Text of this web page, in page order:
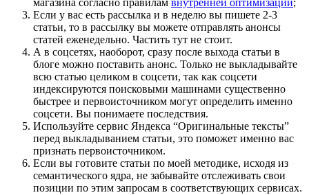
магазина согласно правилам внутренней оптимизации;
Если у вас есть рассылка и в неделю вы пишете 2-3
статьи, то в рассылку вы можете отправлять анонсы
статей еженедельно. Частить тут не стоит.
А в соцсетях, наоборот, сразу после выхода статьи в
блоге можно поставить анонс. Только не выкладывайте
всю статью целиком в соцсети, так как соцсети
индексируются поисковыми машинами существенно
быстрее и первоисточником могут определить именно
соцсети. Вы понимаете последствия.
Используйте сервис Яндекса “Оригинальные тексты”
перед выкладыванием статьи, это поможет именно вас
признать первоисточником.
Если вы готовите статьи по моей методике, исходя из
семантического ядра, не забывайте отслеживать свои
позиции по этим запросам в соответствующих сервисах.